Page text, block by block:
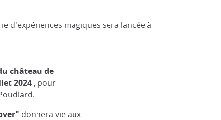
d'expériences magiques sera lancée à
château de
2024, pour
donnera vie aux